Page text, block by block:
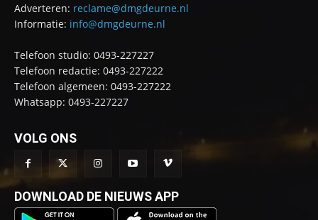
Adverteren: reclame@dmgdeurne.nl
Informatie: info@dmgdeurne.nl
Telefoon studio: 0493-227227
Telefoon redactie: 0493-227222
Telefoon algemeen: 0493-227222
Whatsapp: 0493-227227
VOLG ONS
DOWNLOAD DE NIEUWS APP